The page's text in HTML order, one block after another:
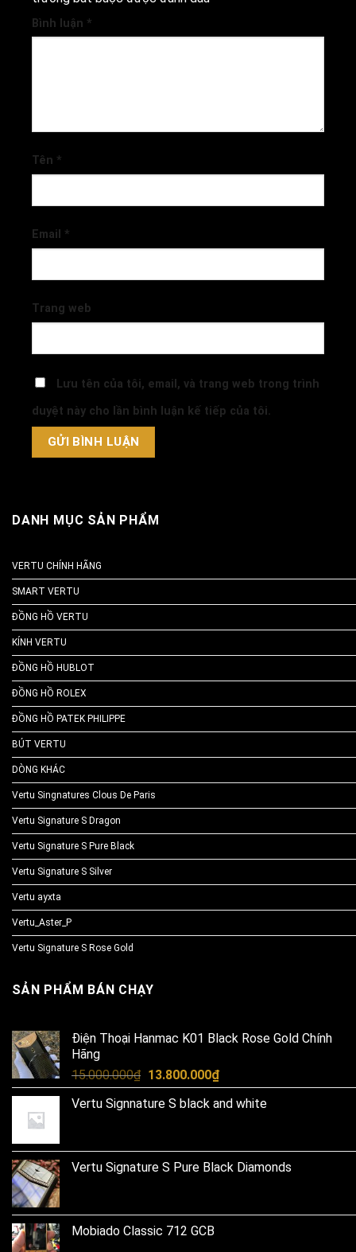
DANH MỤC SẢN PHẨM
VERTU CHÍNH HÃNG
SMART VERTU
ĐỒNG HỒ VERTU
KÍNH VERTU
ĐỒNG HỒ HUBLOT
ĐỒNG HỒ ROLEX
ĐỒNG HỒ PATEK PHILIPPE
BÚT VERTU
DÒNG KHÁC
Vertu Singnatures Clous De Paris
Vertu Signature S Dragon
Vertu Signature S Pure Black
Vertu Signature S Silver
Vertu ayxta
Vertu_Aster_P
Vertu Signature S Rose Gold
SẢN PHẨM BÁN CHẠY
Điện Thoại Hanmac K01 Black Rose Gold Chính
Hãng
15.000.000₫ Original
price
was:
13.800.000₫Current
price
is:
Vertu Signnature S black and white
Vertu Signature S Pure Black Diamonds
Mobiado Classic 712 GCB
Bình luận *
Tên *
Email *
Trang web
Lưu tên của tôi, email, và trang web trong trình
duyệt này cho lần bình luận kế tiếp của tôi.